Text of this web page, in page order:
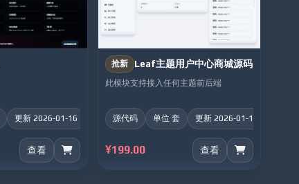
更新 2026-01-16
查看
抢新 Leaf主题用户中心商城源码
此模块支持接入任何主题前后端
源代码 单位 套 更新 2026-01-16
¥199.00 查看